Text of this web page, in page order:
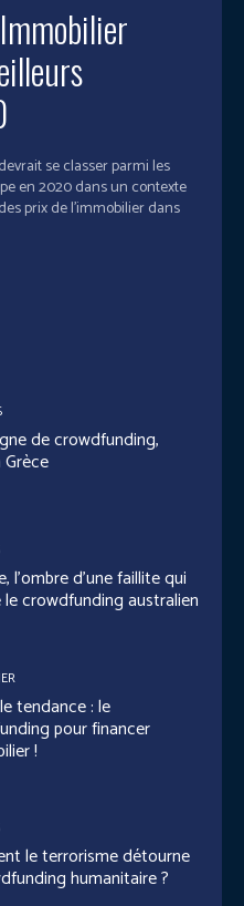
se classer parmi les
en 2020 dans un contexte
prix de l'immobilier dans
de crowdfunding,
l’ombre d’une faillite qui
le crowdfunding australien
tendance : le
pour financer
!
le terrorisme détourne
humanitaire ?